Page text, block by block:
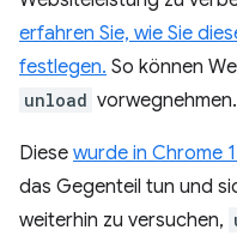
erfahren Sie, wie Sie
festlegen. So können
unload vorwegnehmen.
Diese wurde in Chrome
das Gegenteil tun und
weiterhin zu versuchen,